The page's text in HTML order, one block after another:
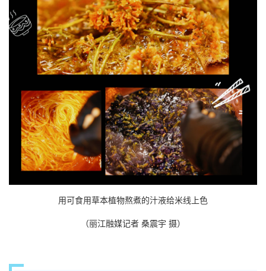
用可食用草本植物熬煮的汁液给米线上色
（丽江融媒记者 桑震宇 摄）